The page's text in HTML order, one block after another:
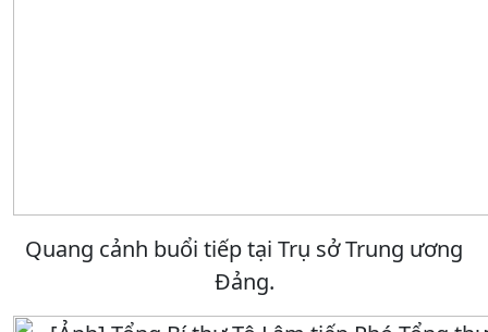
Quang cảnh buổi tiếp tại Trụ sở Trung ương
Đảng.